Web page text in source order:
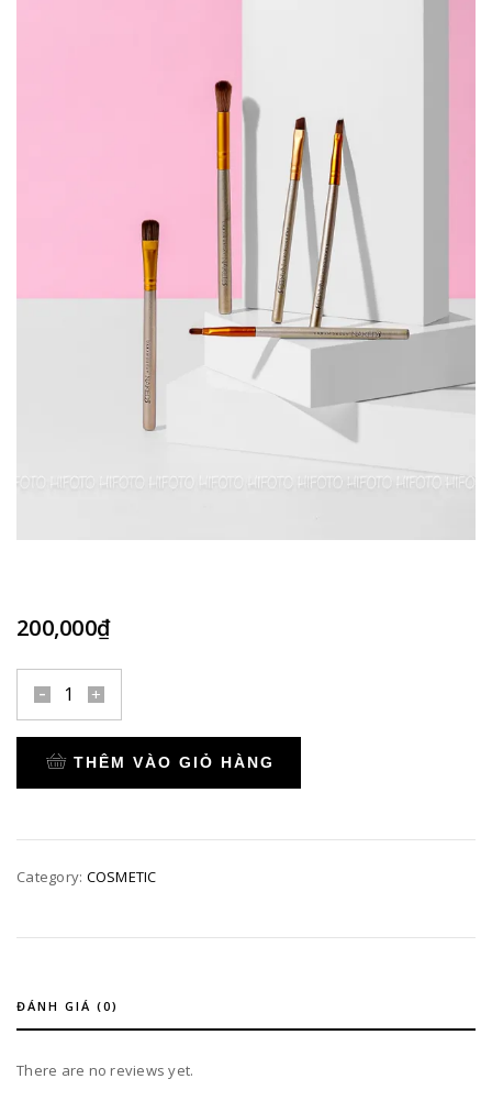
200,000₫
C27
quantity
THÊM VÀO GIỎ HÀNG
Category: COSMETIC
ĐÁNH GIÁ (0)
There are no reviews yet.